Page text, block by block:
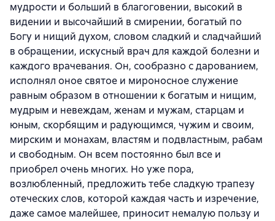
мудрости и больший в благоговении, высокий в
видении и высочайший в смирении, богатый по
Богу и нищий духом, словом сладкий и сладчайший
в обращении, искусный врач для каждой болезни и
каждого врачевания. Он, сообразно с дарованием,
исполнял оное святое и мироносное служение
равным образом в отношении к богатым и нищим,
мудрым и невеждам, женам и мужам, старцам и
юным, скорбящим и радующимся, чужим и своим,
мирским и монахам, властям и подвластным, рабам
и свободным. Он всем постоянно был все и
приобрел очень многих. Но уже пора,
возлюбленный, предложить тебе сладкую трапезу
отеческих слов, которой каждая часть и изречение,
даже самое малейшее, приносит немалую пользу и